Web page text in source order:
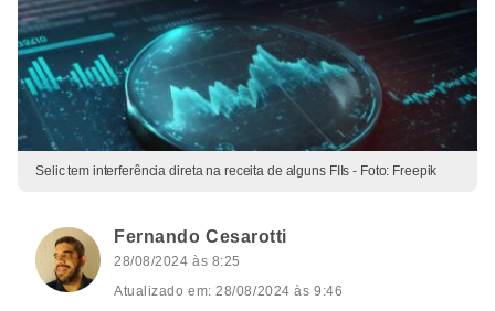
Selic tem interferência direta na receita de alguns FIIs - Foto: Freepik
Fernando Cesarotti
28/08/2024 às 8:25
Atualizado em: 28/08/2024 às 9:46